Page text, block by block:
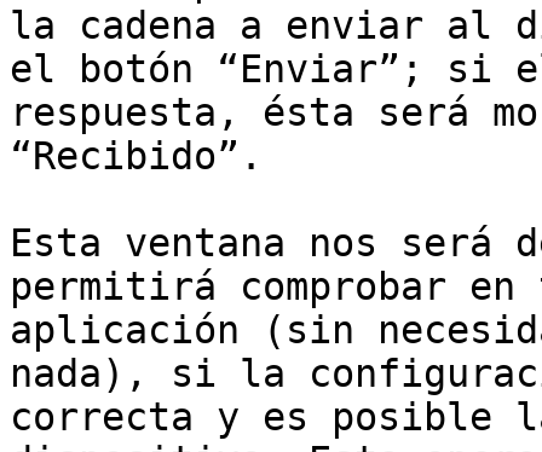
la cadena a enviar al
el botón “Enviar”; si
respuesta, ésta será
“Recibido”.
Esta ventana nos será
permitirá comprobar
aplicación (sin
nada), si la
correcta y es posible